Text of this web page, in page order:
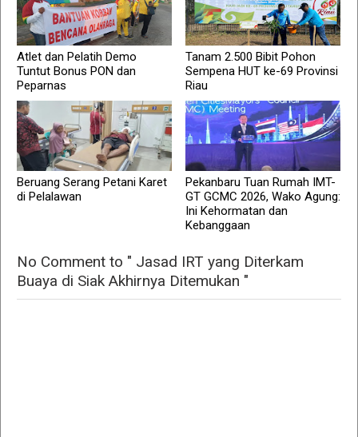
Atlet dan Pelatih Demo
Tuntut Bonus PON dan
Peparnas
Tanam 2.500 Bibit Pohon
Sempena HUT ke-69 Provinsi
Riau
Beruang Serang Petani Karet
di Pelalawan
Pekanbaru Tuan Rumah IMT-
GT GCMC 2026, Wako Agung:
Ini Kehormatan dan
Kebanggaan
No Comment to " Jasad IRT yang Diterkam
Buaya di Siak Akhirnya Ditemukan "